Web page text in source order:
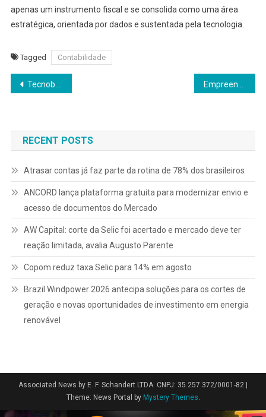
apenas um instrumento fiscal e se consolida como uma área
estratégica, orientada por dados e sustentada pela tecnologia.
Tagged Contabilidade
Navegação
Post
Tecnobank participa do 14º Congresso Internacional FENAUTO
RECENT POSTS
Atrasar contas já faz parte da rotina de 78% dos brasileiros
ANCORD lança plataforma gratuita para modernizar envio e
acesso de documentos do Mercado
AW Capital: corte da Selic foi acertado e mercado deve ter
reação limitada, avalia Augusto Parente
Copom reduz taxa Selic para 14% em agosto
Brazil Windpower 2026 antecipa soluções para os cortes de
geração e novas oportunidades de investimento em energia
renovável
Associated News by E. F. Schandert LTDA. CNPJ: 35.257.372/0001-82 |
Theme: News Portal by Mystery Themes